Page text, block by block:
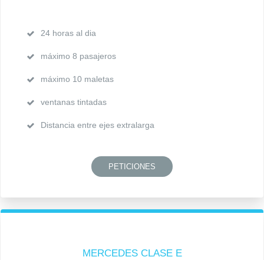
24 horas al dia
máximo 8 pasajeros
máximo 10 maletas
ventanas tintadas
Distancia entre ejes extralarga
PETICIONES
MERCEDES CLASE E